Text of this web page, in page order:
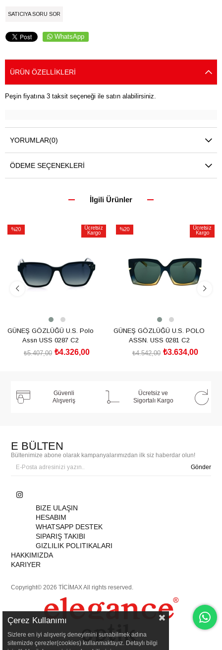
SATICIYA SORU SOR
WhatsApp
ÜRÜN ÖZELLIKLERI
Peşin fiyatına 3 taksit seçeneği ile satın alabilirsiniz.
YORUMLAR(0)
ÖDEME SEÇENEKLERI
İlgili Ürünler
%20
Ücretsiz
Kargo
GÜNEŞ GÖZLÜĞÜ U.S. Polo
Assn USS 0287 C2
₺4.326,00
₺5.407,00
%20
Ücretsiz
Kargo
GÜNEŞ GÖZLÜĞÜ U.S. POLO
ASSN. USS 0281 C2
₺3.634,00
₺4.542,00
Güvenli
Alışveriş
Ücretsiz ve
Sigortalı Kargo
E BÜLTEN
Bültenimize abone olarak kampanyalarımızdan ilk siz haberdar olun!
Gönder
BIZE ULAŞIN
HESABIM
WHATSAPP DESTEK
SIPARIŞ TAKIBI
GIZLILIK POLITIKALARI
HAKKIMIZDA
KARIYER
Copyright© 2026 TİCİMAX All rights reserved.
Çerez Kullanımı
Sizlere en iyi alışveriş deneyimini sunabilmek adına
sitemizde çerezler(cookies) kullanmaktayız. Detaylı bilgi